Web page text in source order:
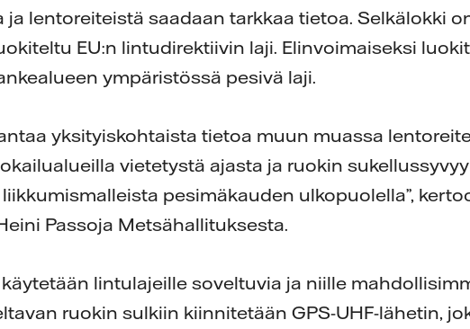
ja lentoreiteistä saadaan tarkkaa tietoa. Selkälokki
EU:n lintudirektiivin laji. Elinvoimaiseksi
ympäristössä pesivä laji.
yksityiskohtaista tietoa muun muassa
vietetystä ajasta ja ruokin
pesimäkauden ulkopuolella”,
Passoja Metsähallituksesta.
lintulajeille soveltuvia ja niille
ruokin sulkiin kiinnitetään GPS-UHF-lähetin,